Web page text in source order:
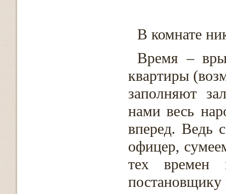
В комнате
Время –
квартиры
заполняют
нами весь
вперед. Ведь
офицер,
тех